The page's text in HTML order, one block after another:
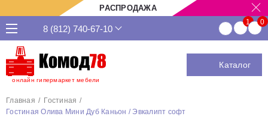
РАСПРОДАЖА
онлайн гипермаркет мебели
8 (812) 740-67-10
Каталог
Главная
Гостиная
Гостиная Олива Мини Дуб Каньон / Эвкалипт софт